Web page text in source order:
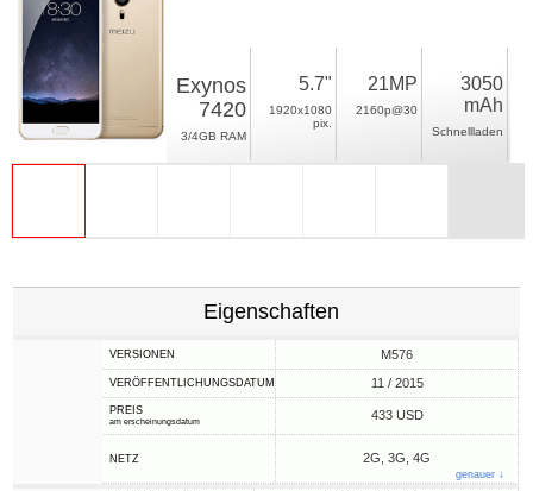
Exynos
7420
3/4GB RAM
5.7"
1920x1080
pix.
21MP
2160p@30
3050
mAh
Schnellladen
Eigenschaften
VERSIONEN M576
VERÖFFENTLICHUNGSDATUM 11 / 2015
PREIS
am erscheinungsdatum 433 USD
NETZ 2G, 3G, 4G
genauer ↓